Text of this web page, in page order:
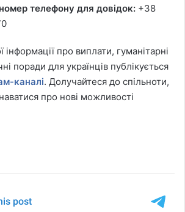
телефону для довідок: +38
інформації про виплати, гуманітарні
поради для українців публікується
каналі. Долучайтеся до спільноти,
про нові можливості